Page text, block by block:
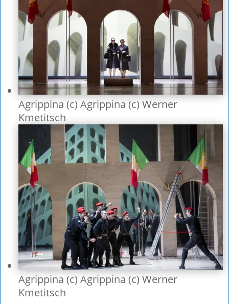
Agrippina (c) Agrippina (c) Werner
Kmetitsch
Agrippina (c) Agrippina (c) Werner
Kmetitsch